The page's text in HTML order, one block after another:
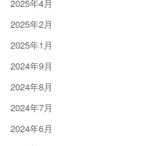
2025年4月
2025年2月
2025年1月
2024年9月
2024年8月
2024年7月
2024年6月